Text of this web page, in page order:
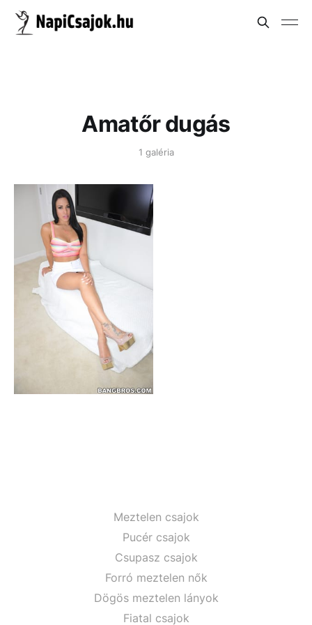
Amatőr dugás
1 galéria
Meztelen csajok
Pucér csajok
Csupasz csajok
Forró meztelen nők
Dögös meztelen lányok
Fiatal csajok